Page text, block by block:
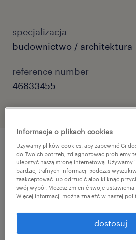
specjalizacja
budownictwo / architektura
reference number
46833455
szczegóły oferty
Dla naszego klienta, firmy
budownictwa
osób gotowych do
Informacje o plikach cookies
Używamy plików cookies, aby zapewnić Ci
do Twoich potrzeb, zdiagnozować problemy
ulepszyć naszą stronę internetową.
bardziej trafnych informacji podczas
zaakceptować lub odrzucić albo kliknąć
swój wybór. Możesz zmienić swoje
Więcej informacji można znaleźć w naszej
dostosuj